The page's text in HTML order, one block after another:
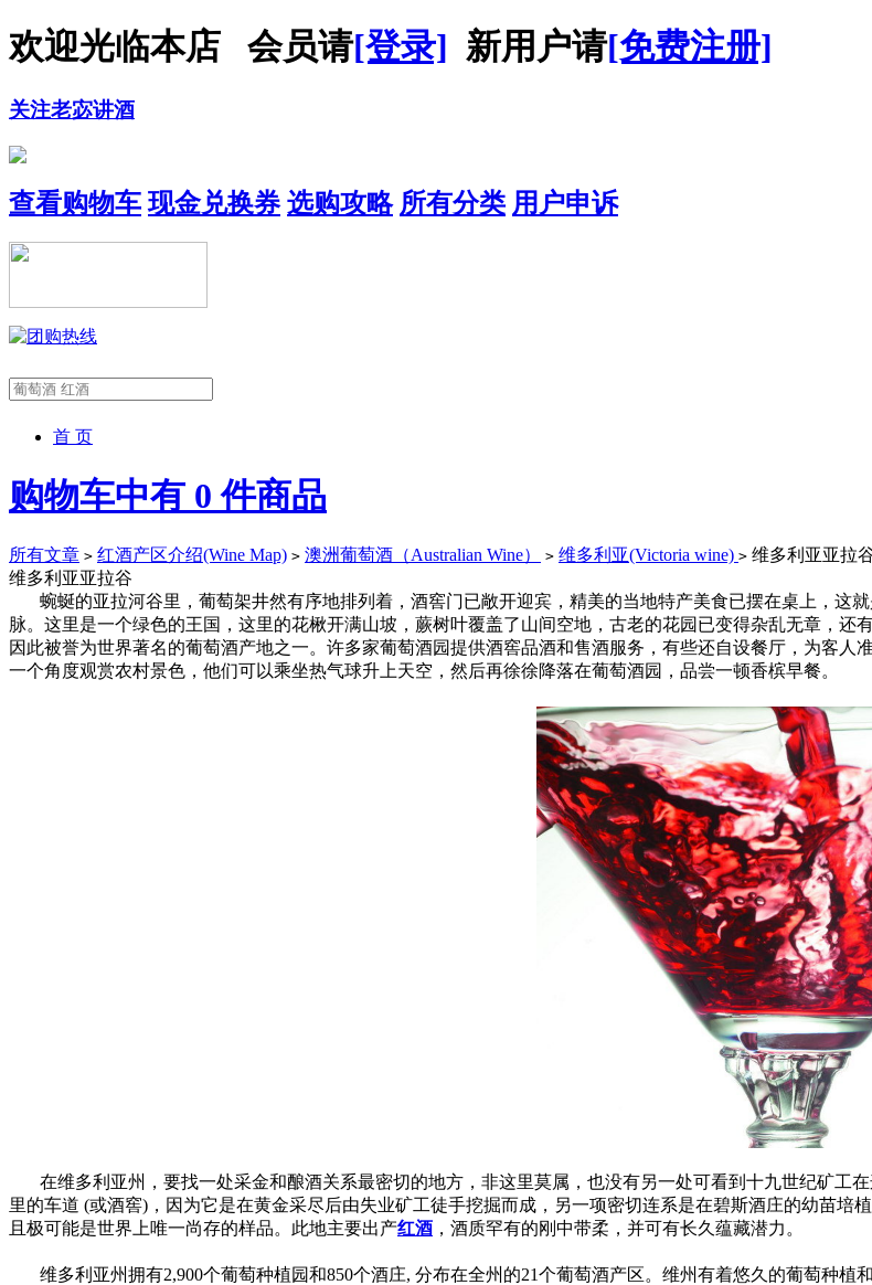
欢迎光临本店 会员请[登录] 新用户请[免费注册]
关注老宓讲酒
查看购物车 现金兑换券 选购攻略 所有分类 用户申诉
首 页
购物车中有 0 件商品
所有文章 > 红酒产区介绍(Wine Map) > 澳洲葡萄酒（Australian Wine） > 维多利亚(Victoria wine) > 维多利亚亚拉
维多利亚亚拉谷
蜿蜒的亚拉河谷里，葡萄架井然有序地排列着，酒窖门已敞开迎宾，精美的当地特产美食已摆在桌上，这
脉。这里是一个绿色的王国，这里的花楸开满山坡，蕨树叶覆盖了山间空地，古老的花园已变得杂乱无章，
因此被誉为世界著名的葡萄酒产地之一。许多家葡萄酒园提供酒窖品酒和售酒服务，有些还自设餐厅，为客人
一个角度观赏农村景色，他们可以乘坐热气球升上天空，然后再徐徐降落在葡萄酒园，品尝一顿香槟早餐。
在维多利亚州，要找一处采金和酿酒关系最密切的地方，非这里莫属，也没有另一处可看到十九世纪矿工
里的车道 (或酒窖)，因为它是在黄金采尽后由失业矿工徒手挖掘而成，另一项密切连系是在碧斯酒庄的幼苗培
且极可能是世界上唯一尚存的样品。此地主要出产红酒 ，酒质罕有的刚中带柔，并可有长久蕴藏潜力。
维多利亚州拥有2,900个葡萄种植园和850个酒庄, 分布在全州的21个葡萄酒产区。维州有着悠久的葡萄种